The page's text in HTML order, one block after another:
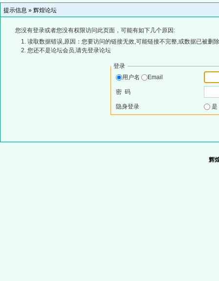
提示信息 » 辉煌论坛
您没有登录或者您没有权限访问此页面，可能有如下几个原因:
读取数据错误,原因：您要访问的链接无效,可能链接不完整,或数据已被删
您还不是论坛会员,请先登录论坛
登录
用户名
Email
密 码
隐身登录
辉